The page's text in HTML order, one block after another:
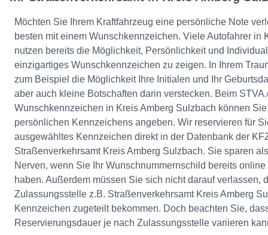
Möchten Sie Ihrem Kraftfahrzeug eine persönliche Note
besten mit einem Wunschkennzeichen. Viele Autofahrer in
nutzen bereits die Möglichkeit, Persönlichkeit und
einzigartiges Wunschkennzeichen zu zeigen. In Ihrem
zum Beispiel die Möglichkeit Ihre Initialen und Ihr
aber auch kleine Botschaften darin verstecken. Beim
Wunschkennzeichen in Kreis Amberg Sulzbach können
persönlichen Kennzeichens angeben. Wir reservieren für
ausgewähltes Kennzeichen direkt in der Datenbank der
Straßenverkehrsamt Kreis Amberg Sulzbach. Sie sparen
Nerven, wenn Sie Ihr Wunschnummernschild bereits
haben. Außerdem müssen Sie sich nicht darauf verlassen,
Zulassungsstelle z.B. Straßenverkehrsamt Kreis Amberg
Kennzeichen zugeteilt bekommen. Doch beachten Sie,
Reservierungsdauer je nach Zulassungsstelle variieren